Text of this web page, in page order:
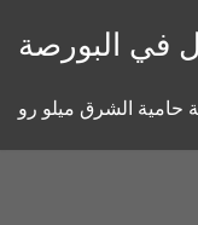
في البورصة
حامية الشرق ميلو رو